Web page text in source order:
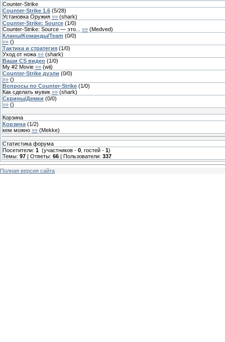
Counter-Strike
Counter-Strike 1.6 (5/28)
Установка Оружия »» (shark)
Counter-Strike: Source (1/0)
Counter-Strike: Source — это...
»» (Medved)
Кланы/Команды/Team (0/0)
»» ()
Тактика и стратегия (1/0)
Уход от ножа »» (shark)
Ваши CS видео (1/0)
My #2 Movie »» (wii)
Counter-Strike дуэли (0/0)
»» ()
Вопросы по Counter-Strike (1/0)
Как сделать мувик »» (shark)
Скрины/Демки (0/0)
»» ()
Корзина
Корзина (1/2)
кем можно »» (Mekke)
Статистика форума
Посетители: 1 (участников - 0 , гостей - 1)
Темы: 97 | Ответы: 66 | Пользователи: 337
Полная версия сайта